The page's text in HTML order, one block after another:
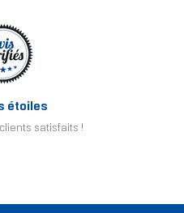
étoiles
satisfaits !